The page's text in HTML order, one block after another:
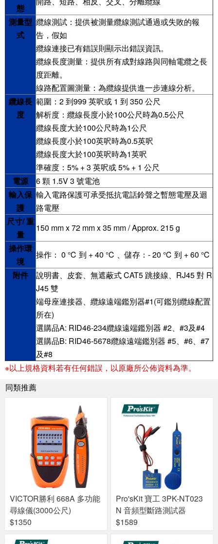
態
測量型
式
纜線測試：提供被測量纜線測試通過或失敗的報
告，假如
纜線連接已有錯誤則顯示出錯誤資訊。
纜線長度測量：提供所有成對線路與同軸電纜之長
度距離。
線路配置圖測量：為纜線提供進一步連線分析。
纜線長
度
範圍：2 到999 英呎或 1 到 350 公尺
解析度：纜線長度小於100公尺時為0.5公尺
纜線長度大於100公尺時為1公尺
纜線長度小於100英呎時為0.5英呎
纜線長度大於100英呎時為1英呎
準確度：5% + 3 英呎或 5% + 1 公尺
電源
6 顆 1.5V 3 號電池
輸入保
護
輸入電路保護可承受抵抗電話鈴聲之暫態電壓及迴
路電壓
尺寸/ 重
量
150 mm x 72 mm x 35 mm / Approx. 215 g
操作環
境
操作： 0 ℃ 到 + 40 ℃ 、儲存：- 20 ℃ 到 + 60 ℃
附件
說明書、皮套、無遮蔽式 CAT5 跳接線、RJ45 對 R
J45 雙
端母座連接器、纜線遠端鑑別器#1(可鑑別纜線配置
所在)
選購品A: RID46-234纜線遠端鑑別器 #2、#3及#4
選購品B: RID46-5678纜線遠端鑑別器 #5、#6、#7
及#8
※以上規格資料若有任何錯誤，以原廠所公佈資料為準。
同類推薦
VICTOR勝利 668A 多功能
尋線儀(3000公尺)
$1350
Pro'sKit 寶工 3PK-NT023
N 音頻型斷路測試器
$1589